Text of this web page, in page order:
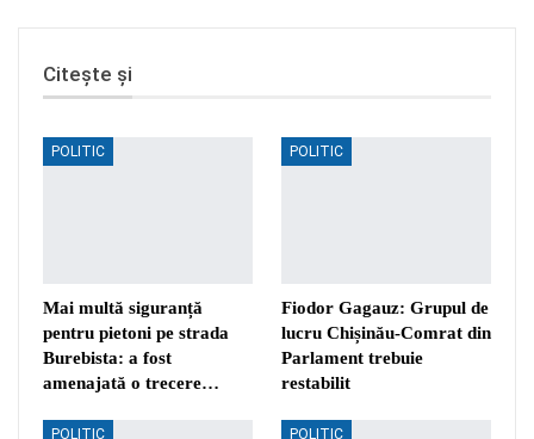
Citește și
POLITIC
Mai multă siguranță
pentru pietoni pe strada
Burebista: a fost
amenajată o trecere…
POLITIC
Fiodor Gagauz: Grupul de
lucru Chișinău-Comrat din
Parlament trebuie
restabilit
POLITIC POLITIC